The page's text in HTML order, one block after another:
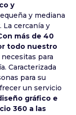
y
y mediana
La cercanía y
más de 40
todo nuestro
para
Caracterizada
para su
un servicio
gráfico e
360 a las